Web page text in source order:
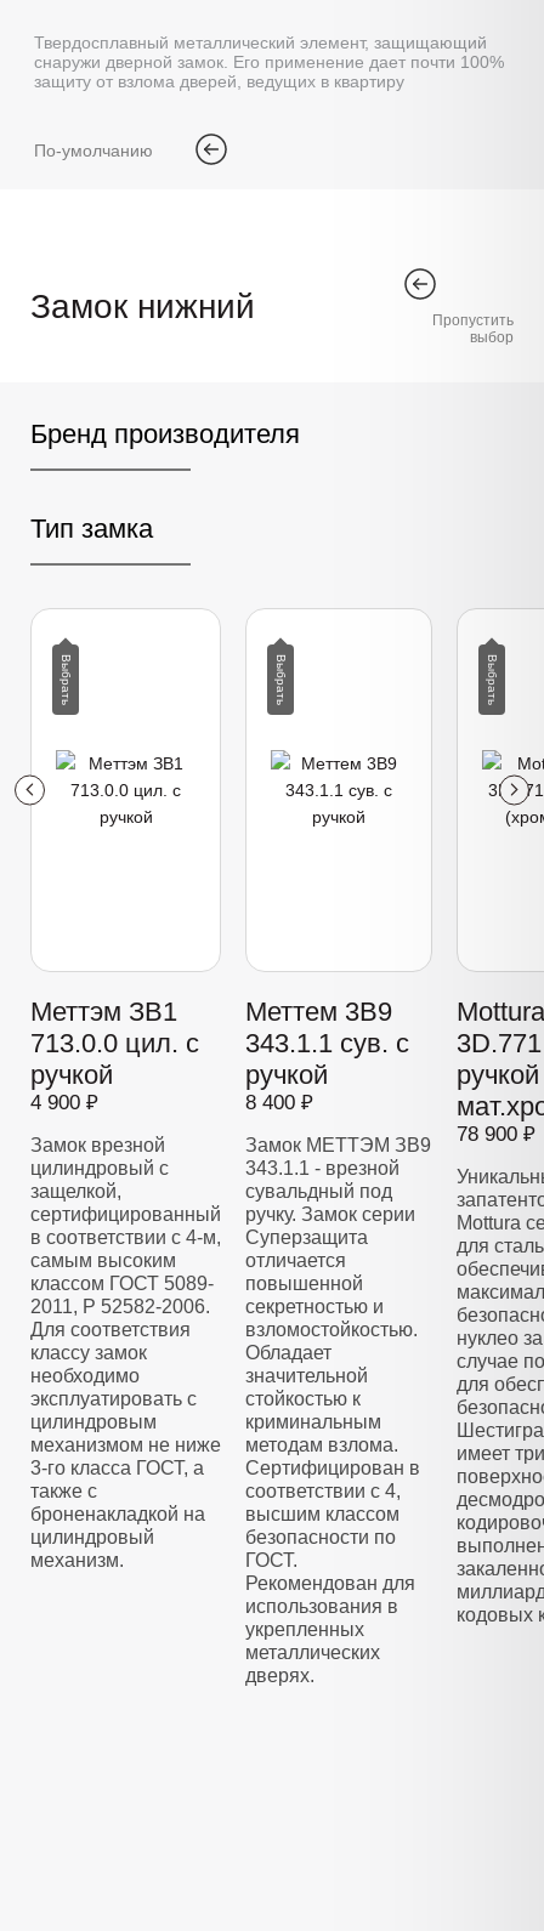
Твердосплавный металлический элемент, защищающий
снаружи дверной замок. Его применение дает почти 100%
защиту от взлома дверей, ведущих в квартиру
По-умолчанию
Замок нижний
Пропустить
выбор
Бренд производителя
Тип замка
Меттэм ЗВ1
713.0.0 цил. с
ручкой
4 900 ₽
Замок врезной
цилиндровый с
защелкой,
сертифицированный
в соответствии с 4-м,
самым высоким
классом ГОСТ 5089-
2011, Р 52582-2006.
Для соответствия
классу замок
необходимо
эксплуатировать с
цилиндровым
механизмом не ниже
3-го класса ГОСТ, а
также с
броненакладкой на
цилиндровый
механизм.
Меттем 3В9
343.1.1 сув. с
ручкой
8 400 ₽
Замок МЕТТЭМ ЗВ9
343.1.1 - врезной
сувальдный под
ручку. Замок серии
Суперзащита
отличается
повышенной
секретностью и
взломостойкостью.
Обладает
значительной
стойкостью к
криминальным
методам взлома.
Сертифицирован в
соответствии с 4,
высшим классом
безопасности по
ГОСТ.
Рекомендован для
использования в
укрепленных
металлических
дверях.
78 900 ₽
Mottura
для
нуклео
случае
для
имеет
кодовых